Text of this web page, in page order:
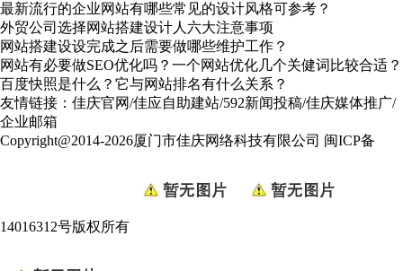
最新流行的企业网站有哪些常见的设计风格可参考？
外贸公司选择网站搭建设计人六大注意事项
网站搭建设设完成之后需要做哪些维护工作？
网站有必要做SEO优化吗？一个网站优化几个关健词比较合适？
百度快照是什么？它与网站排名有什么关系？
友情链接： 佳庆官网/佳应自助建站/592新闻投稿/佳庆媒体推广/
企业邮箱
Copyright@2014-2026厦门市佳庆网络科技有限公司 闽ICP备
14016312号版权所有